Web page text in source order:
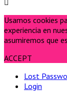
Usamos cookies
experiencia en
asumiremos que
ACCEPT
Lost
Login